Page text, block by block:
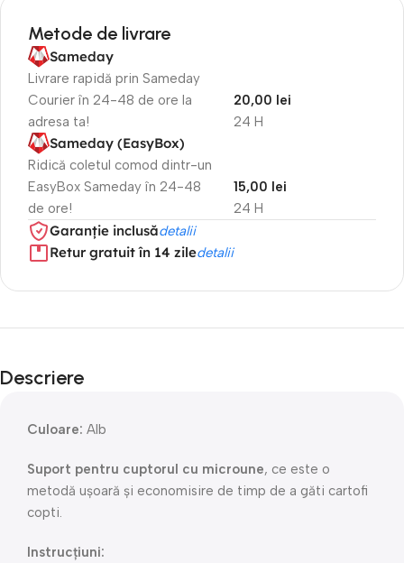
Metode de livrare
Sameday
Livrare rapidă prin Sameday
Courier în 24-48 de ore la
adresa ta!
24 H
20,00 lei
Sameday (EasyBox)
Ridică coletul comod dintr-un
EasyBox Sameday în 24-48
de ore!
24 H
15,00 lei
Garanție inclusădetalii
Retur gratuit în 14 ziledetalii
Descriere
Culoare: Alb
Suport pentru cuptorul cu microune, ce este o
metodă ușoară și economisire de timp de a găti cartofi
copti.
Instrucțiuni: